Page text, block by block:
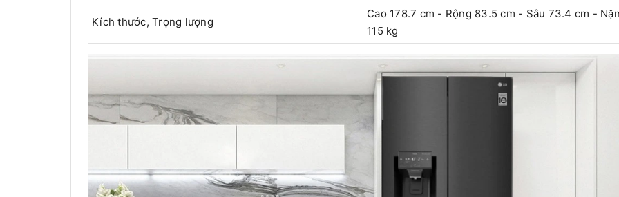
Kích thước, Trọng lượng
Cao 178.7 cm - Rộng 83.5 cm - Sâu 73.4 cm -
115 kg